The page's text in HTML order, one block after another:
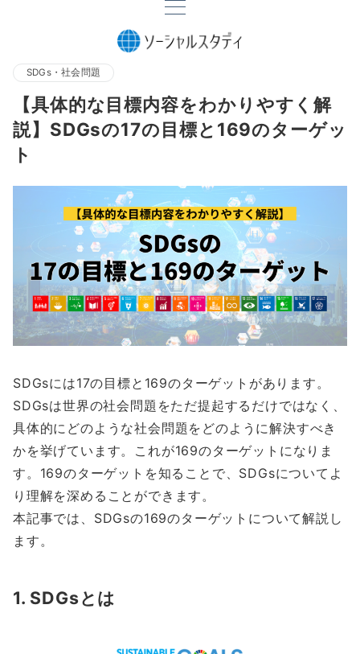
SDGs・社会問題
【具体的な目標内容をわかりやすく解
説】SDGsの17の目標と169のターゲッ
ト
SDGsには17の目標と169のターゲットがあります。
SDGsは世界の社会問題をただ提起するだけではなく、
具体的にどのような社会問題をどのように解決すべき
かを挙げています。これが169のターゲットになりま
す。169のターゲットを知ることで、SDGsについてよ
り理解を深めることができます。
本記事では、SDGsの169のターゲットについて解説し
ます。
1. SDGsとは